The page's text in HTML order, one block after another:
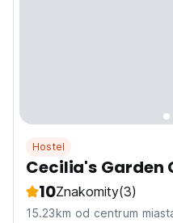
Hostel
Cecilia's Garden
10Znakomity(3)
15.23km od centrum